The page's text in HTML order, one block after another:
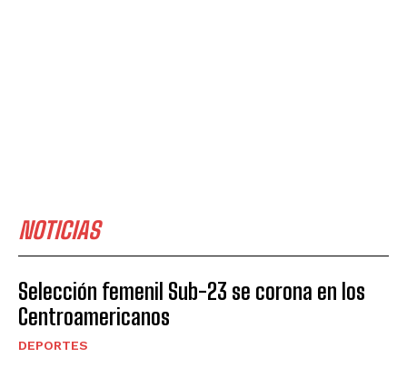
NOTICIAS
Selección femenil Sub-23 se corona en los
Centroamericanos
DEPORTES